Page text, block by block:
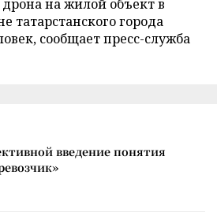
дрона на жилой объект в
города
сообщает пресс-служба
введение понятия